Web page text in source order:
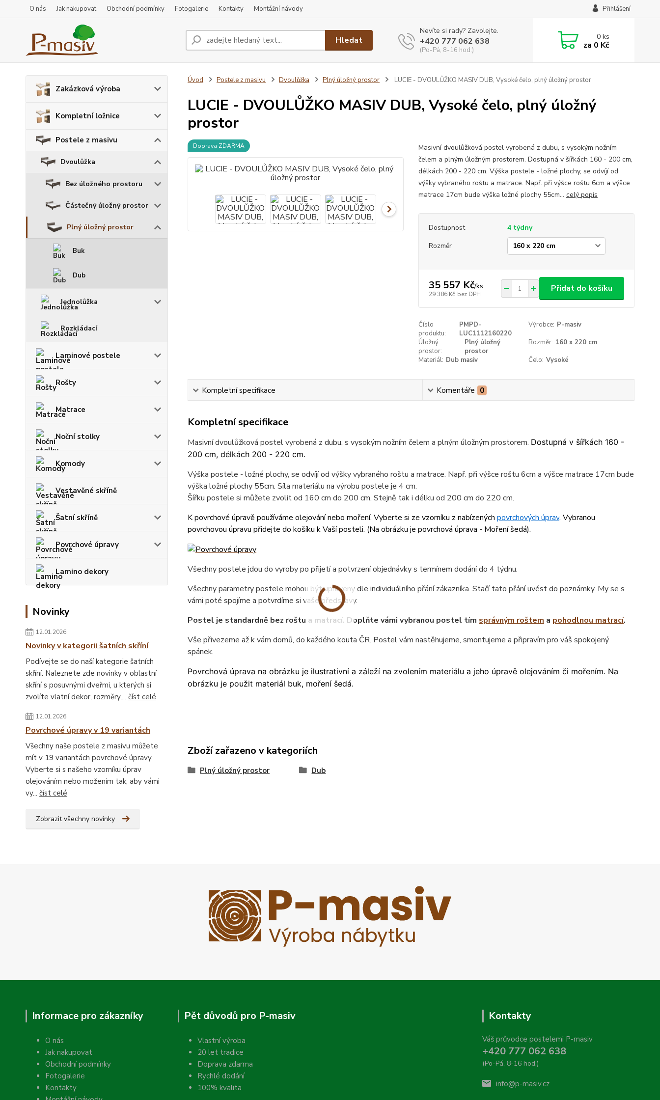
O nás Jak nakupovat Obchodní podmínky Fotogalerie Kontakty Montážní návody Přihlášení
Hledat
Nevíte si rady? Zavolejte.
+420 777 062 638
(Po-Pá, 8-16 hod.)
0ks
za 0 Kč
Zakázková výroba
Kompletní ložnice
Postele z masivu
Dvoulůžka
Bez úložného prostoru
Částečný úložný prostor
Plný úložný prostor
Buk
Dub
Jednolůžka
Rozkládací
Laminové postele
Rošty
Matrace
Noční stolky
Komody
Vestavěné skříně
Šatní skříně
Povrchové úpravy
Lamino dekory
Novinky
12.01.2026
Novinky v kategorii šatních skříní
Podívejte se do naší kategorie šatních
skříní. Naleznete zde novinky v oblastní
skříní s posuvnými dveřmi, u kterých si
zvolíte vlatní dekor, rozměry,... číst celé
12.01.2026
Povrchové úpravy v 19 variantách
Všechny naše postele z masivu můžete
mít v 19 variantách povrchové úpravy.
Vyberte si s našeho vzorníku úprav
olejováním nebo možením tak, aby vámi
vy... číst celé
Zobrazit všechny novinky
Úvod Postele z masivu Dvoulůžka Plný úložný prostor LUCIE - DVOULŮŽKO MASIV DUB, Vysoké čelo, plný úložný prostor
LUCIE - DVOULŮŽKO MASIV DUB, Vysoké čelo, plný úložný
prostor
Doprava ZDARMA
Masivní dvoulůžková postel vyrobená z dubu, s vysokým nožním
čelem a plným úložným prostorem. Dostupná v šířkách 160 - 200 cm,
délkách 200 - 220 cm. Výška postele - ložné plochy, se odvíjí od
výšky vybraného roštu a matrace. Např. při výšce roštu 6cm a výšce
matrace 17cm bude výška ložné plochy 55cm... celý popis
Dostupnost
4 týdny
Rozměr
35 557 Kč/ks
29 386 Kč bez DPH
Přidat do košíku
Číslo
produktu:
PMPD-
LUC1112160220
Výrobce: P-masiv
Úložný
prostor:
Plný úložný
prostor
Rozměr: 160 x 220 cm
Materiál: Dub masiv Čelo: Vysoké
Kompletní specifikace Komentáře 0
Kompletní specifikace
Masivní dvoulůžková postel vyrobená z dubu, s vysokým nožním čelem a plným úložným prostorem. Dostupná v šířkách 160 -
200 cm, délkách 200 - 220 cm.
Výška postele - ložné plochy, se odvíjí od výšky vybraného roštu a matrace. Např. při výšce roštu 6cm a výšce matrace 17cm bude
výška ložné plochy 55cm. Síla materiálu na výrobu postele je 4 cm.
Šířku postele si můžete zvolit od 160 cm do 200 cm. Stejně tak i délku od 200 cm do 220 cm.
K povrchové úpravě používáme olejování nebo moření. Vyberte si ze vzorníku z nabízených povrchových úprav. Vybranou
povrchovou úpravu přidejte do košíku k Vaší posteli. (Na obrázku je povrchová úprava - Moření šedá).
Všechny postele jdou do vyroby po přijetí a potvrzení objednávky s termínem dodání do 4 týdnu.
Všechny parametry postele mohou být upraveny dle individuálního přání zákazníka. Stačí tato přání uvést do poznámky. My se s
vámi poté spojíme a potvrdíme si vaše představy.
Postel je standardně bez roštu a matrací. Doplňte vámi vybranou postel tím správným roštem a pohodlnou matrací.
Vše přivezeme až k vám domů, do každého kouta ČR. Postel vám nastěhujeme, smontujeme a připravím pro váš spokojený
spánek.
Povrchová úprava na obrázku je ilustrativní a záleží na zvolením materiálu a jeho úpravě olejováním či mořením. Na
obrázku je použit materiál buk, moření šedá.
Zboží zařazeno v kategoriích
Plný úložný prostor Dub
Informace pro zákazníky
O nás
Jak nakupovat
Obchodní podmínky
Fotogalerie
Kontakty
Pět důvodů pro P-masiv
Vlastní výroba
20 let tradice
Doprava zdarma
Rychlé dodání
100% kvalita
Kontakty
Váš průvodce postelemi P-masiv
+420 777 062 638
(Po-Pá, 8-16 hod.)
info@p-masiv.cz